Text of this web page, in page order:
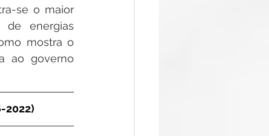
se o maior
de energias
mostra o
ao governo
2022)